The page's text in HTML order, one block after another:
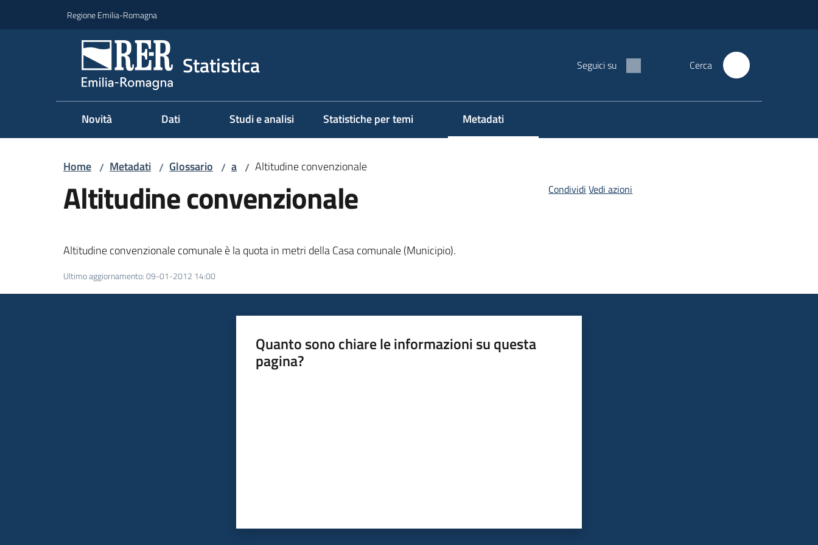
Regione Emilia-Romagna
Statistica Seguici su Cerca
Novità Dati Studi e analisi Statistiche per temi Metadati
Home / Metadati / Glossario / a / Altitudine convenzionale
Altitudine convenzionale Condividi Vedi azioni
Altitudine convenzionale comunale è la quota in metri della Casa comunale (Municipio).
Ultimo aggiornamento:09-01-2012 14:00
Quanto sono chiare le informazioni su questa
pagina?